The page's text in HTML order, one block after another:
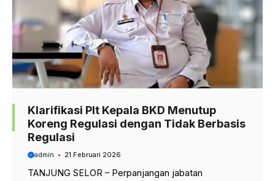
Klarifikasi Plt Kepala BKD Menutup
Koreng Regulasi dengan Tidak Berbasis
Regulasi
admin 21 Februari 2026
TANJUNG SELOR – Perpanjangan jabatan